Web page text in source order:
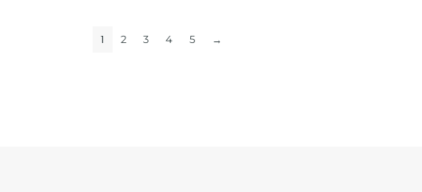
1 2 3 4 5 →